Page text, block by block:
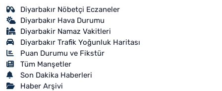
Diyarbakır Nöbetçi Eczaneler
Diyarbakır Hava Durumu
Diyarbakir Namaz Vakitleri
Diyarbakır Trafik Yoğunluk Haritası
Puan Durumu ve Fikstür
Tüm Manşetler
Son Dakika Haberleri
Haber Arşivi